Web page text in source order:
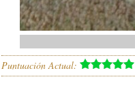
Puntuación Actual: